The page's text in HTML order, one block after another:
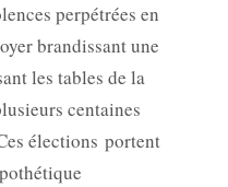
perpétrées en
brandissant une
les tables de la
centaines
élections portent